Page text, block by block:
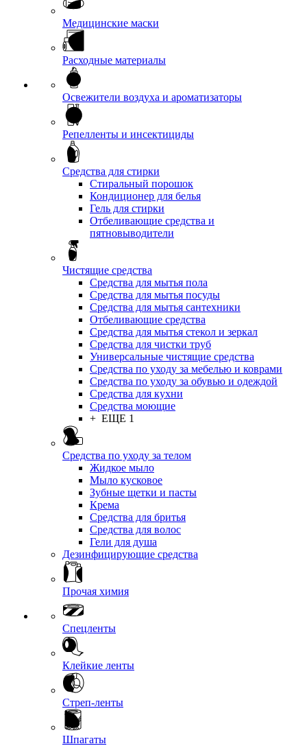
Медицинские маски
Расходные материалы
Освежители воздуха и ароматизаторы
Репелленты и инсектициды
Средства для стирки
Стиральный порошок
Кондиционер для белья
Гель для стирки
Отбеливающие средства и
пятновыводители
Чистящие средства
Средства для мытья пола
Средства для мытья посуды
Средства для мытья сантехники
Отбеливающие средства
Средства для мытья стекол и зеркал
Средства для чистки труб
Универсальные чистящие средства
Средства по уходу за мебелью и коврами
Средства по уходу за обувью и одеждой
Средства для кухни
Средства моющие
+ ЕЩЕ 1
Средства по уходу за телом
Жидкое мыло
Мыло кусковое
Зубные щетки и пасты
Крема
Средства для бритья
Средства для волос
Гели для душа
Дезинфицирующие средства
Прочая химия
Спецленты
Клейкие ленты
Стреп-ленты
Шпагаты